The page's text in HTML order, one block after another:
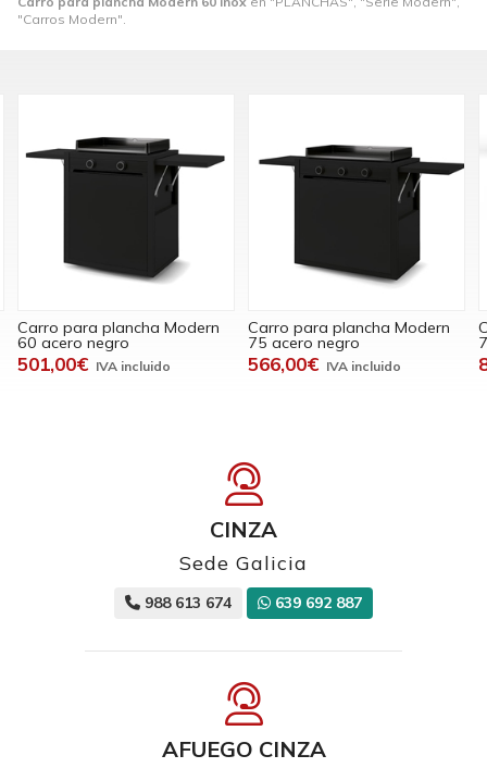
"Carros Modern".
Carro para plancha Modern
75 acero negro
566,00€
Carro para plancha Modern
75 inox
823,00€
CINZA
Sede Galicia
988 613 674 639 692 887
AFUEGO CINZA